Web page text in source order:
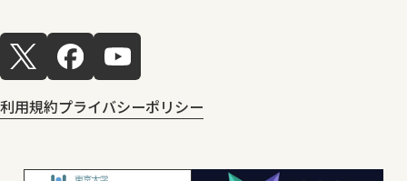
利用規約プライバシーポリシー